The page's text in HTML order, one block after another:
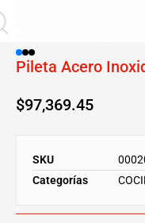
Pileta Acero
$97,369.45
SKU
Categorías